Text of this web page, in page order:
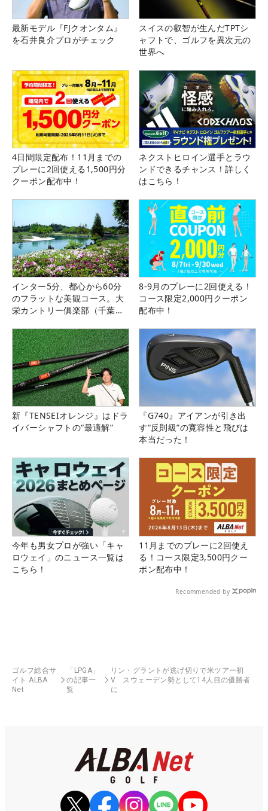
最新モデル『FJクオンタム』
を石井良介プロがチェック
スイスの叡智が生んだTPTシ
ャフトで、ゴルフを異次元の
世界へ
4日間限定配布！11月までの
プレーに2回使える1,500円分
クーポン配布中！
ネクストヒロイン選手とラウ
ンドできるチャンス！詳しく
はこちら！
インター5分、都心から60分
のフラットな美観コース。大
栄カントリー俱楽部（千葉
8-9月のプレーに2回使える！
コース限定2,000円クーポン
配布中！
新『TENSEIオレンジ』はドラ
イバーシャフトの“最適解”
『G740』アイアンが引き出
す“反則級”の寛容性と飛びは
本当だった！
今年も男女プロが強い「キャ
ロウェイ」のニュース一覧は
こちら！
11月までのプレーに2回使え
る！コース限定3,500円クー
ポン配布中！
Recommended by
ゴルフ総合サ
イト ALBA
Net
「LPGA」
の記事一
覧
リン・グラントが逃げ切りで米ツアー初
V スウェーデン勢として14人目の優勝者
に